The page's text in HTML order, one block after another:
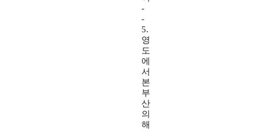
-
-
5.
영
도
에
서
본
부
산
의
해